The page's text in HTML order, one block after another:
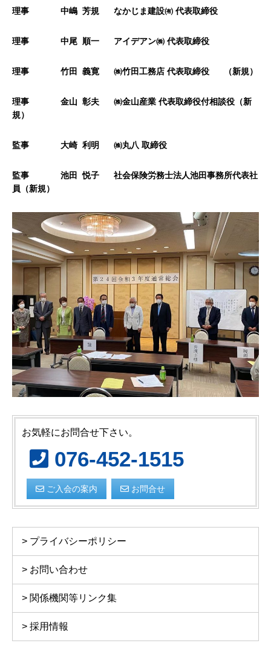
理事 中嶋 芳規 なかじま建設㈲ 代表取締役
理事 中尾 順一 アイデアン㈱ 代表取締役
理事 竹田 義寛 ㈱竹田工務店 代表取締役 （新規）
理事 金山 彰夫
㈱金山産業 代表取締役付相談役（新
規）
監事 大崎 利明 ㈱丸八 取締役
監事 池田 悦子 社会保険労務士法人池田事務所代表社
員（新規）
お気軽にお問合せ下さい。
076-452-1515
ご入会の案内 お問合せ
プライバシーポリシー
お問い合わせ
関係機関等リンク集
採用情報